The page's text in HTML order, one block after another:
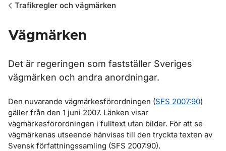
Trafikregler och vägmärken
Vägmärken
Det är regeringen som fastställer Sveriges
vägmärken och andra anordningar.
Den nuvarande vägmärkesförordningen (SFS 2007:90)
gäller från den 1 juni 2007. Länken visar
vägmärkesförordningen i fulltext utan bilder. För att se
vägmärkenas utseende hänvisas till den tryckta texten av
Svensk författningssamling (SFS 2007:90).